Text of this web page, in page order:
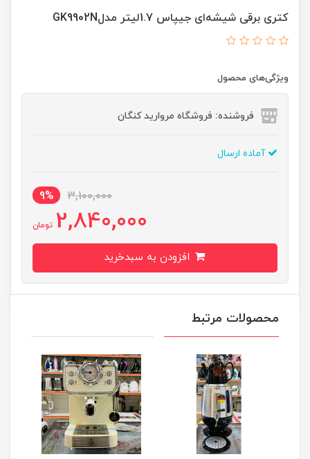
کتری برقی شیشه‌ای جیپاس 1.7لیتر مدلGK9902N
ویژگی‌های محصول
فروشنده: فروشگاه مروارید کنگان
آماده ارسال
3,100,000
9%
2,840,000 تومان
محصولات مرتبط